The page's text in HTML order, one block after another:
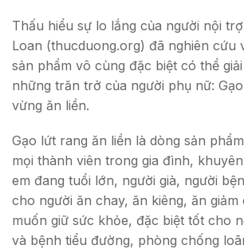
Thấu hiểu sự lo lắng của người nội
Loan (thucduong.org) đã nghiên cứu
sản phẩm vô cùng đặc biệt có thể
những trăn trở của người phụ nữ:
vừng ăn liền.
Gạo lứt rang ăn liền là dòng sản
mọi thành viên trong gia đình,
em đang tuổi lớn, người già, người
cho người ăn chay, ăn kiêng, ăn giảm
muốn giữ sức khỏe, đặc biệt tốt cho
và bệnh tiểu đường, phòng chống